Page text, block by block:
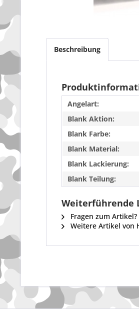
Beschreibung
Angelart:
Blank Aktion:
Blank Farbe:
Blank Material:
Blank Lackierung:
Blank Teilung:
Weiterführende
Fragen zum Artikel?
Weitere Artikel von